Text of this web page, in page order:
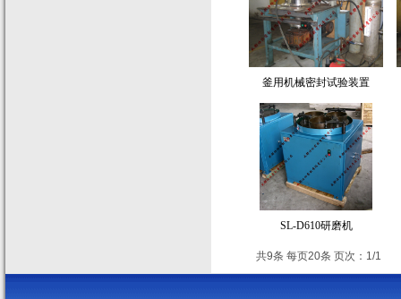
釜用机械密封试验装置
SL-D610研磨机
共9条 每页20条 页次：1/1